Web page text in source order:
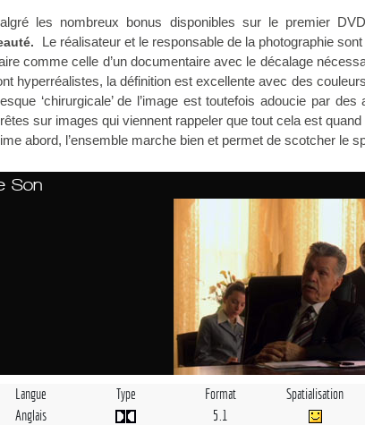
les nombreux bonus disponibles sur le premier
Le réalisateur et le responsable de la photographie
comme celle d’un documentaire avec le décalage
hyperréalistes, la définition est excellente avec des
‘chirurgicale’ de l’image est toutefois adoucie par
sur images qui viennent rappeler que tout cela est
abord, l’ensemble marche bien et permet de scotcher le
Son
Langue Type Format Spatialisation
Anglais
5.1